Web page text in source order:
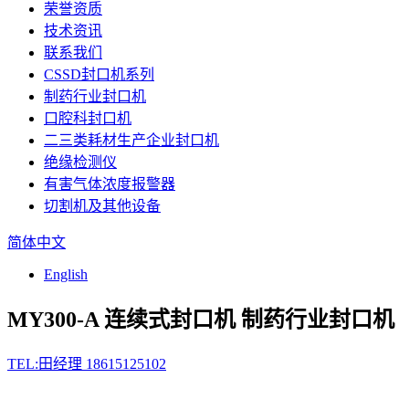
荣誉资质
技术资讯
联系我们
CSSD封口机系列
制药行业封口机
口腔科封口机
二三类耗材生产企业封口机
绝缘检测仪
有害气体浓度报警器
切割机及其他设备
简体中文
English
MY300-A 连续式封口机 制药行业封口机
TEL:田经理 18615125102